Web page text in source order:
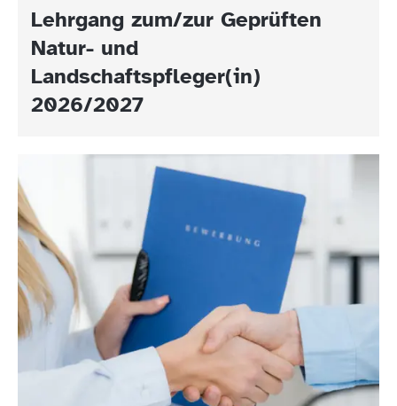
Lehrgang zum/zur Geprüften
Natur- und
Landschaftspfleger(in)
2026/2027